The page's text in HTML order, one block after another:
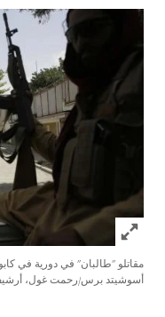
Click to expand Image
مقاتلو "طالبان" في دورية في كابول،
أسوشيتد برس/رحمت غول،